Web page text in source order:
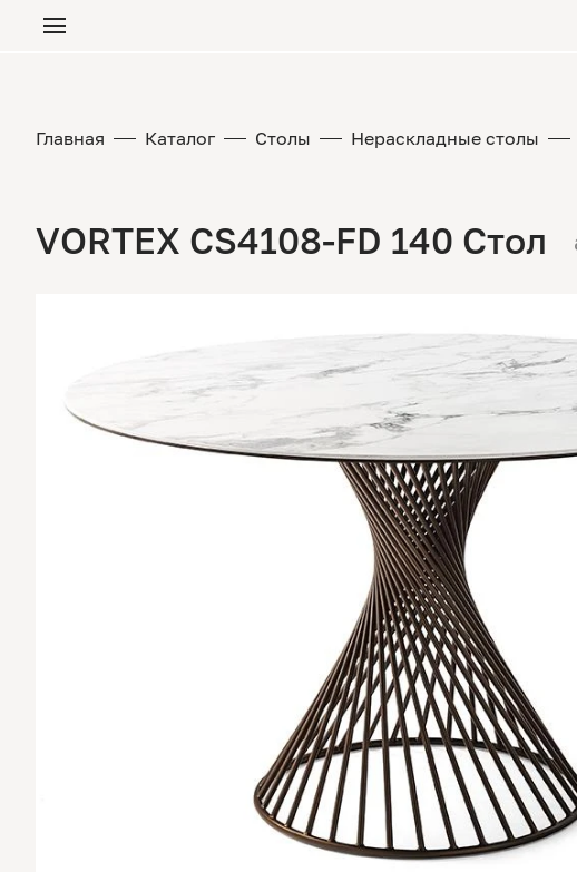
Главная Каталог Столы Нераскладные столы
VORTEX CS4108-FD 140 Стол